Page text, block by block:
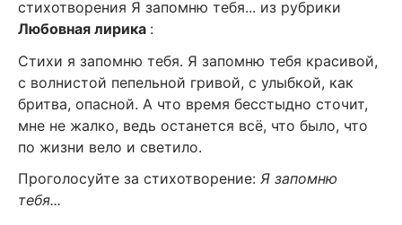
стихотворения Я запомню тебя... из рубрики
Любовная лирика :
Стихи я запомню тебя. Я запомню тебя красивой,
с волнистой пепельной гривой, с улыбкой, как
бритва, опасной. А что время бесстыдно сточит,
мне не жалко, ведь останется всё, что было, что
по жизни вело и светило.
Проголосуйте за стихотворение: Я запомню
тебя...